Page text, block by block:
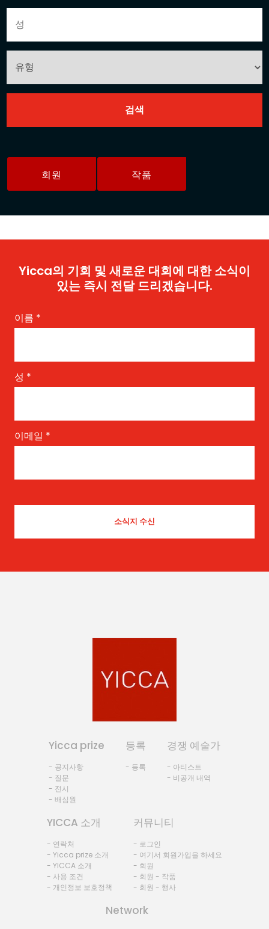
회원 작품
Yicca의 기회 및 새로운 대회에 대한 소식이
있는 즉시 전달 드리겠습니다.
이름 *
성 *
이메일 *
Yicca prize
- 공지사항
- 질문
- 전시
- 배심원
등록
- 등록
경쟁 예술가
- 아티스트
- 비공개 내역
YICCA 소개
- 연락처
- Yicca prize 소개
- YICCA 소개
- 사용 조건
- 개인정보 보호정책
커뮤니티
- 로그인
- 여기서 회원가입을 하세요
- 회원
- 회원 - 작품
- 회원 - 행사
Network